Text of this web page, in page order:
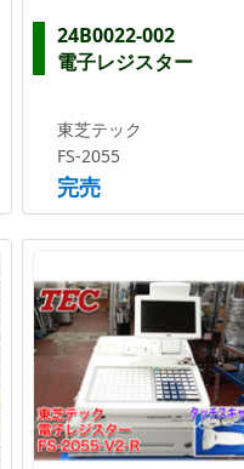
24B0022-002
電子レジスター
東芝テック
FS-2055
完売